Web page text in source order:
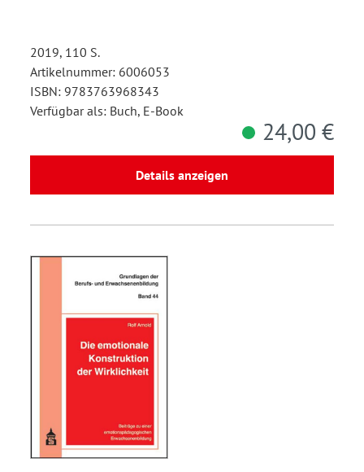
2019, 110 S.
Artikelnummer: 6006053
ISBN: 9783763968343
Verfügbar als: Buch, E-Book
24,00 €
Details anzeigen